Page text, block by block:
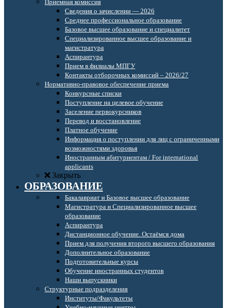
Приемная комиссия
Сведения о зачислении — 2026
Среднее профессиональное образование
Базовое высшее образование и специалитет
Специализированное высшее образование и
магистратура
Аспирантура
Прием в филиалы МПГУ
Контакты отборочных комиссий – 2026/27
Нормативно-правовое обеспечение приема
Конкурсные списки
Поступление на целевое обучение
Заселение первокурсников
Перевод и восстановление
Платное обучение
Информация о поступлении для лиц с ограниченными
возможностями здоровья
Иностранным абитуриентам / For international
applicants
Закрыть
ОБРАЗОВАНИЕ
Бакалавриат и Базовое высшее образование
Магистратура и Специализированное высшее
образование
Аспирантура
Дистанционное обучение. Остаёмся дома
Прием для получения второго высшего образования
Дополнительное образование
Подготовительные курсы
Обучение иностранных студентов
Наши выпускники
Структурные подразделения
Институты/Факультеты